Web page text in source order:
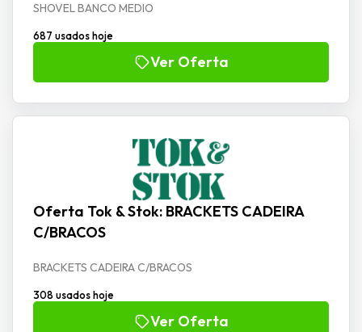
SHOVEL BANCO MEDIO
687 usados hoje
Ver Oferta
Oferta Tok & Stok: BRACKETS CADEIRA
C/BRACOS
BRACKETS CADEIRA C/BRACOS
308 usados hoje
Ver Oferta